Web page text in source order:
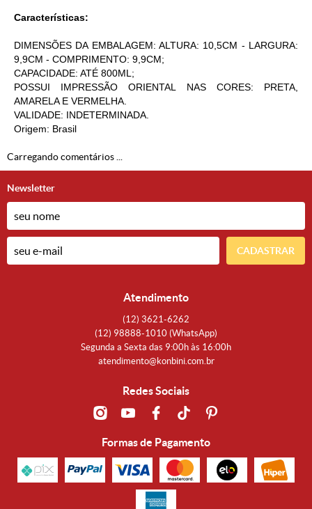
Características:
DIMENSÕES DA EMBALAGEM: ALTURA: 10,5CM - LARGURA:
9,9CM - COMPRIMENTO: 9,9CM;
CAPACIDADE: ATÉ 800ML;
POSSUI IMPRESSÃO ORIENTAL NAS CORES: PRETA,
AMARELA E VERMELHA.
VALIDADE: INDETERMINADA.
Origem: Brasil
Carregando comentários ...
Newsletter
CADASTRAR
Atendimento
(12) 3621-6262
(12) 98888-1010 (WhatsApp)
Segunda a Sexta das 9:00h às 16:00h
atendimento@konbini.com.br
Redes Sociais
Formas de Pagamento